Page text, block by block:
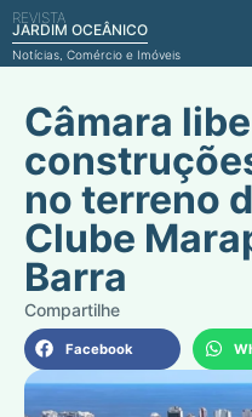
REVISTA
JARDIM OCEÂNICO
Notícias, Comércio e Imóveis
Câmara
no terreno
Clube
Barra
Facebook